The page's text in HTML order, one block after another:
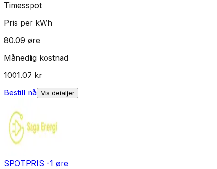
Timesspot
Pris per kWh
80.09 øre
Månedlig kostnad
1001.07 kr
Bestill nå Vis detaljer
SPOTPRIS -1 øre